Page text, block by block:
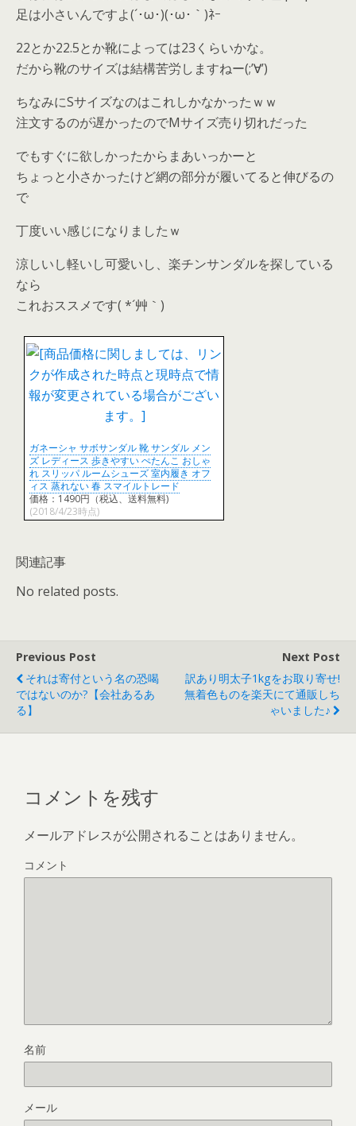
足は小さいんですよ(´･ω･)(･ω･｀)ﾈｰ
22とか22.5とか靴によっては23くらいかな。
だから靴のサイズは結構苦労しますねー(;’∀’)
ちなみにSサイズなのはこれしかなかったｗｗ
注文するのが遅かったのでMサイズ売り切れだった
でもすぐに欲しかったからまあいっかーと
ちょっと小さかったけど網の部分が履いてると伸びるの
で
丁度いい感じになりましたｗ
涼しいし軽いし可愛いし、楽チンサンダルを探している
なら
これおススメです( *´艸｀)
ガネーシャ サボサンダル 靴 サンダル メン
ズ レディース 歩きやすい ぺたんこ おしゃ
れ スリッパ ルームシューズ 室内履き オフ
ィス 蒸れない 春 スマイルトレード
価格：1490円（税込、送料無料)
(2018/4/23時点)
関連記事
No related posts.
Previous Post
それは寄付という名の恐喝
ではないのか?【会社あるあ
る】
Next Post
訳あり明太子1kgをお取り寄せ!
無着色ものを楽天にて通販しち
ゃいました♪
コメントを残す
メールアドレスが公開されることはありません。
コメント
名前
メール